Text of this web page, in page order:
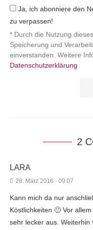
Ja, ich abonniere den
zu verpassen!
* Durch die Nutzung
Speicherung und
einverstanden. Weitere
Datenschutzerklärung
2
LARA
28. März 2016 - 09:07
Kann mich da nur
Köstlichkeiten 🙂 Vor
sehr lecker aus. Weiterhin